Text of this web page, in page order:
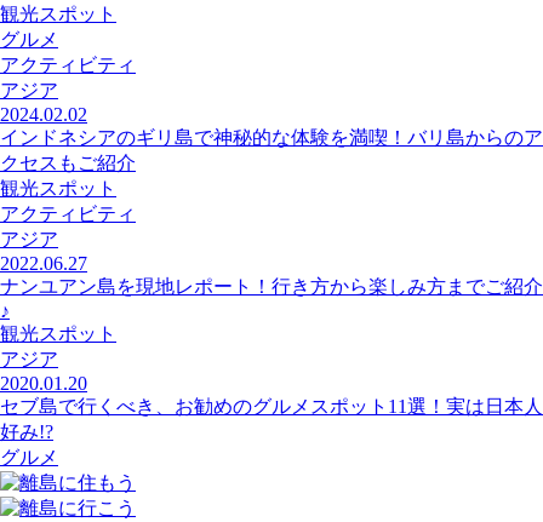
観光スポット
グルメ
アクティビティ
アジア
2024.02.02
インドネシアのギリ島で神秘的な体験を満喫！バリ島からのア
クセスもご紹介
観光スポット
アクティビティ
アジア
2022.06.27
ナンユアン島を現地レポート！行き方から楽しみ方までご紹介
♪
観光スポット
アジア
2020.01.20
セブ島で行くべき、お勧めのグルメスポット11選！実は日本人
好み!?
グルメ